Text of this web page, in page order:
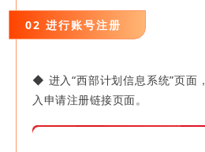
02 进行账号注册
◆ 进入“西部计划信息系统”页面，
入申请注册链接页面。